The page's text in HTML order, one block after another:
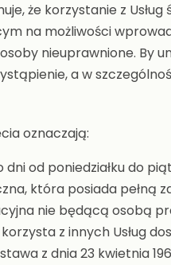
że korzystanie z
na możliwości
nieuprawnione. By
a w
oznaczają:
od poniedziałku do
która posiada pełną
nie będącą osobą
z innych Usług
z dnia 23 kwietnia